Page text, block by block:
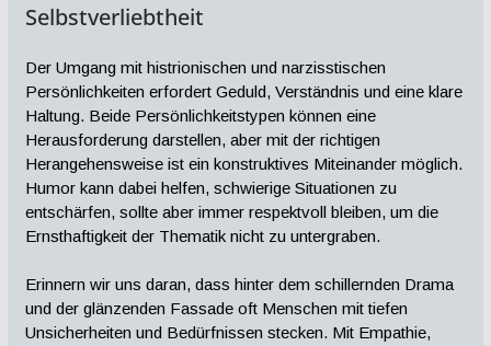
Selbstverliebtheit
Der Umgang mit histrionischen und narzisstischen
Persönlichkeiten erfordert Geduld, Verständnis und eine klare
Haltung. Beide Persönlichkeitstypen können eine
Herausforderung darstellen, aber mit der richtigen
Herangehensweise ist ein konstruktives Miteinander möglich.
Humor kann dabei helfen, schwierige Situationen zu
entschärfen, sollte aber immer respektvoll bleiben, um die
Ernsthaftigkeit der Thematik nicht zu untergraben.
Erinnern wir uns daran, dass hinter dem schillernden Drama
und der glänzenden Fassade oft Menschen mit tiefen
Unsicherheiten und Bedürfnissen stecken. Mit Empathie,